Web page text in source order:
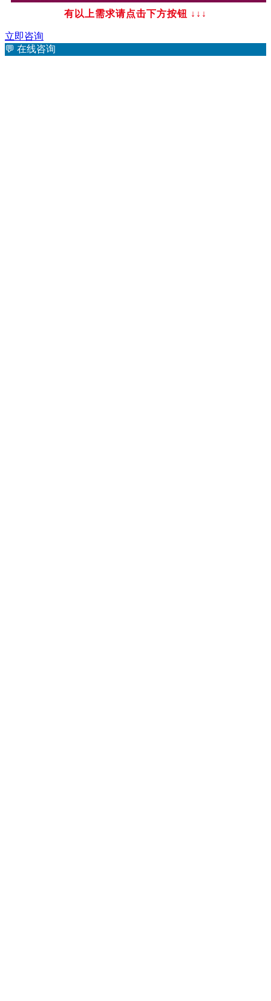
有以上需求请点击下方按钮 ↓↓↓
立即咨询
💬 在线咨询